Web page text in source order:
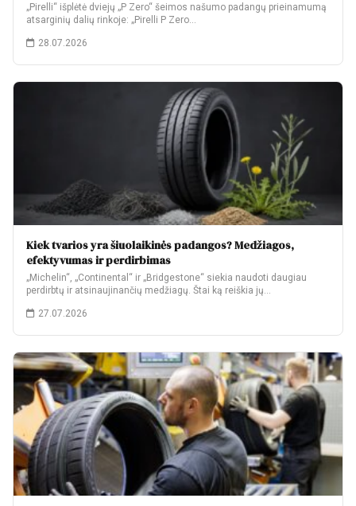
„Pirelli“ išplėtė dviejų „P Zero“ šeimos našumo padangų prieinamumą
atsarginių dalių rinkoje: „Pirelli P Zero…
28.07.2026
Kiek tvarios yra šiuolaikinės padangos? Medžiagos,
efektyvumas ir perdirbimas
„Michelin“, „Continental“ ir „Bridgestone“ siekia naudoti daugiau
perdirbtų ir atsinaujinančių medžiagų. Štai ką reiškia jų…
27.07.2026